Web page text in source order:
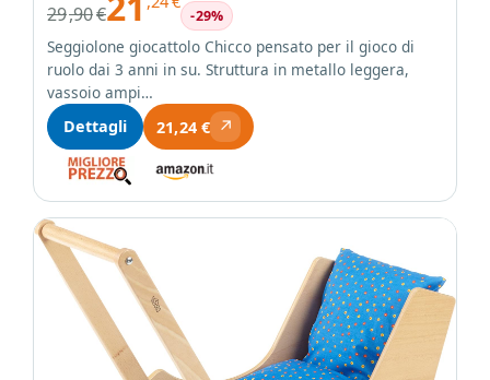
29,90€ -29%
Seggiolone giocattolo Chicco pensato per il gioco di
ruolo dai 3 anni in su. Struttura in metallo leggera,
vassoio ampi…
Dettagli
21,24 € ↗